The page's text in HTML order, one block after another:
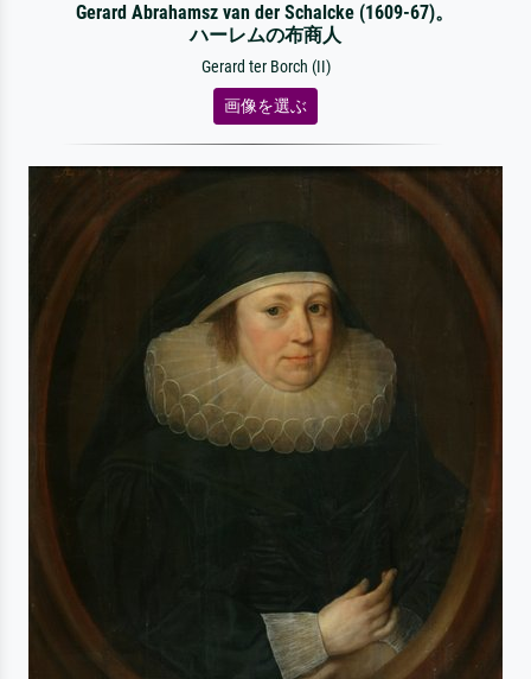
Gerard Abrahamsz van der Schalcke (1609-67)。
ハーレムの布商人
Gerard ter Borch (II)
画像を選ぶ